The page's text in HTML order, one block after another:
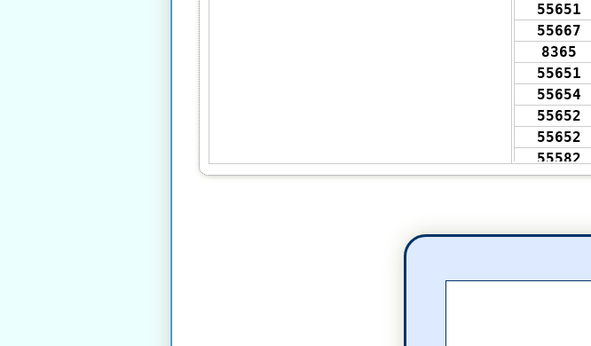
55651
55667
8365
55651
55654
55652
55652
55582
55643
55630